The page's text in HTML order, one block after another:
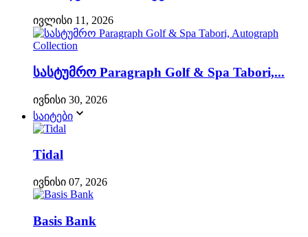
ივლისი 11, 2026
სასტუმრო Paragraph Golf & Spa Tabori,...
ივნისი 30, 2026
საიტები
Tidal
ივნისი 07, 2026
Basis Bank